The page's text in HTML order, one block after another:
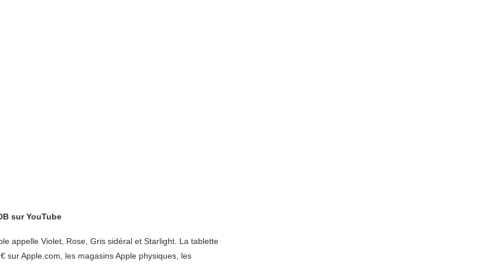
sur YouTube
appelle Violet, Rose, Gris sidéral et Starlight. La tablette
sur Apple.com, les magasins Apple physiques, les